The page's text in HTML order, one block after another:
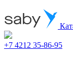
+7 4212 35-86-95